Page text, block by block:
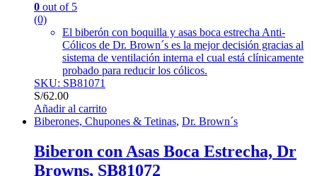
0 out of 5
(0)
El biberón con boquilla y asas boca estrecha Anti-
Cólicos de Dr. Brown´s es la mejor decisión gracias al
sistema de ventilación interna el cual está clínicamente
probado para reducir los cólicos.
SKU: SB81071
S/62.00
Añadir al carrito
Biberones, Chupones & Tetinas, Dr. Brown´s
Biberon con Asas Boca Estrecha, Dr
Browns, SB81072